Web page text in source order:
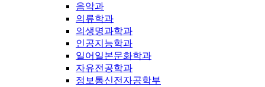
음악과
의류학과
의생명과학과
인공지능학과
일어일본문화학과
자유전공학과
정보통신전자공학부